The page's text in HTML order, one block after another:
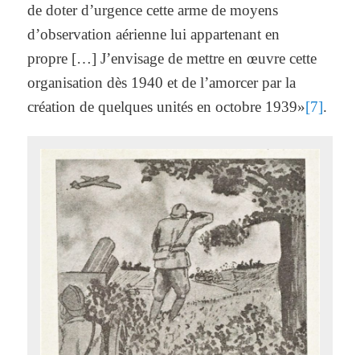
de doter d’urgence cette arme de moyens
d’observation aérienne lui appartenant en
propre […] J’envisage de mettre en œuvre cette
organisation dès 1940 et de l’amorcer par la
création de quelques unités en octobre 1939»[7].